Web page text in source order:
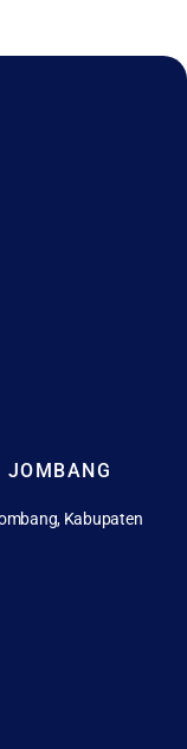
JOMBANG
Kabupaten